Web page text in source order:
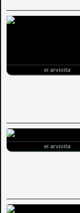
ei arvioita
ei arvioita